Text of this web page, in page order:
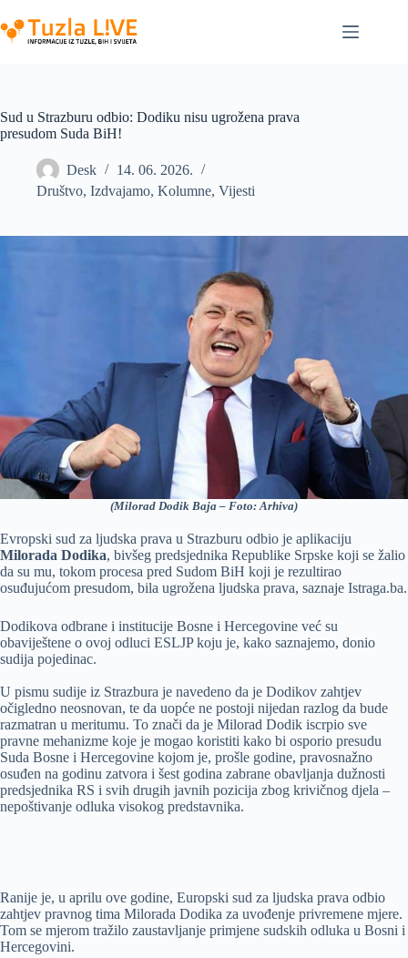
to
content
Sud u Strazburu odbio: Dodiku nisu ugrožena prava
presudom Suda BiH!
Desk
14. 06. 2026.
Društvo, Izdvajamo, Kolumne, Vijesti
(Milorad Dodik Baja – Foto: Arhiva)
Evropski sud za ljudska prava u Strazburu odbio je aplikaciju
Milorada Dodika, bivšeg predsjednika Republike Srpske koji se žalio
da su mu, tokom procesa pred Sudom BiH koji je rezultirao
osuđujućom presudom, bila ugrožena ljudska prava, saznaje Istraga.ba.
Dodikova odbrane i institucije Bosne i Hercegovine već su
obaviještene o ovoj odluci ESLJP koju je, kako saznajemo, donio
sudija pojedinac.
U pismu sudije iz Strazbura je navedeno da je Dodikov zahtjev
očigledno neosnovan, te da uopće ne postoji nijedan razlog da bude
razmatran u meritumu. To znači da je Milorad Dodik iscrpio sve
pravne mehanizme koje je mogao koristiti kako bi osporio presudu
Suda Bosne i Hercegovine kojom je, prošle godine, pravosnažno
osuđen na godinu zatvora i šest godina zabrane obavljanja dužnosti
predsjednika RS i svih drugih javnih pozicija zbog krivičnog djela –
nepoštivanje odluka visokog predstavnika.
Ranije je, u aprilu ove godine, Europski sud za ljudska prava odbio
zahtjev pravnog tima Milorada Dodika za uvođenje privremene mjere.
Tom se mjerom tražilo zaustavljanje primjene sudskih odluka u Bosni i
Hercegovini.